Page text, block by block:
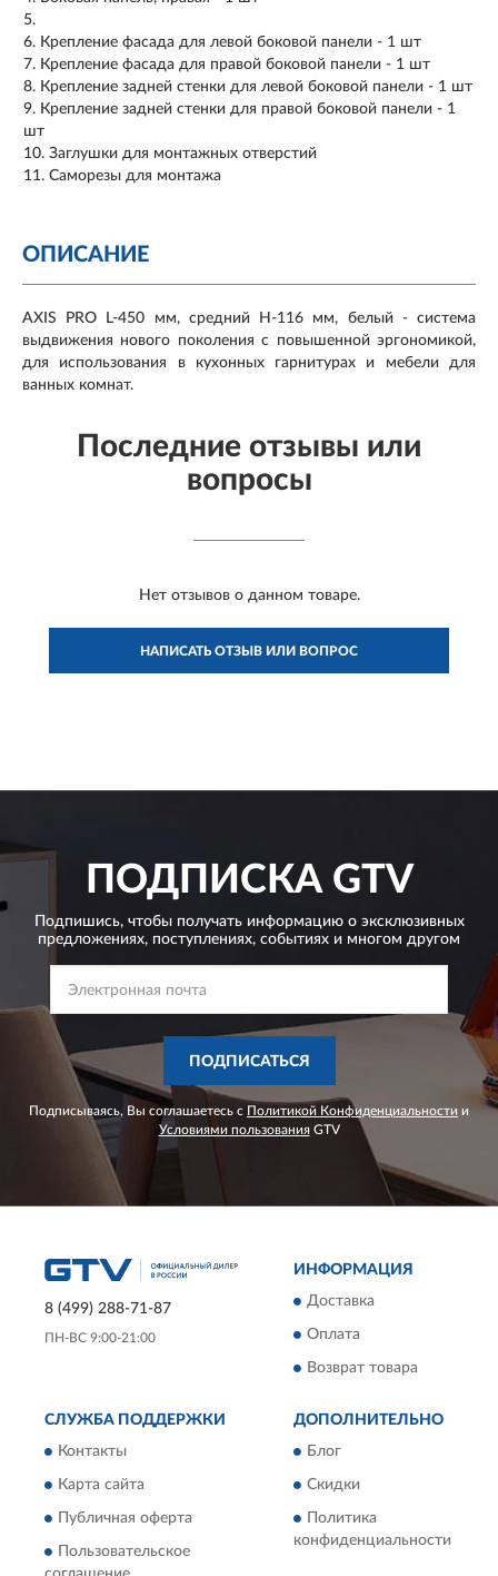
Крепление фасада для левой боковой панели - 1 шт
Крепление фасада для правой боковой панели - 1 шт
Крепление задней стенки для левой боковой панели - 1 шт
Крепление задней стенки для правой боковой панели - 1
шт
Заглушки для монтажных отверстий
Саморезы для монтажа
ОПИСАНИЕ
AXIS PRO L-450 мм, средний H-116 мм, белый - система
выдвижения нового поколения с повышенной эргономикой,
для использования в кухонных гарнитурах и мебели для
ванных комнат.
Последние отзывы или
вопросы
Нет отзывов о данном товаре.
НАПИСАТЬ ОТЗЫВ ИЛИ ВОПРОС
ПОДПИСКАGTV
Подпишись, чтобы получать информацию о эксклюзивных
предложениях, поступлениях, событиях и многом другом
ПОДПИСАТЬСЯ
Подписываясь, Вы соглашаетесь с Политикой Конфиденциальности и
Условиями пользованияGTV
8 (499) 288-71-87
ПН-ВС 9:00-21:00
ИНФОРМАЦИЯ
Доставка
Оплата
Возврат товара
СЛУЖБА ПОДДЕРЖКИ
Контакты
Карта сайта
Публичная оферта
Пользовательское
ДОПОЛНИТЕЛЬНО
Блог
Скидки
Политика
конфиденциальности